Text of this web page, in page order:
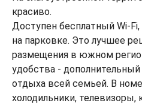
красиво.
Доступен бесплатный Wi-
на парковке. Это лучшее
размещения в южном
удобства - дополнительный
отдыха всей семьей. В
холодильники,